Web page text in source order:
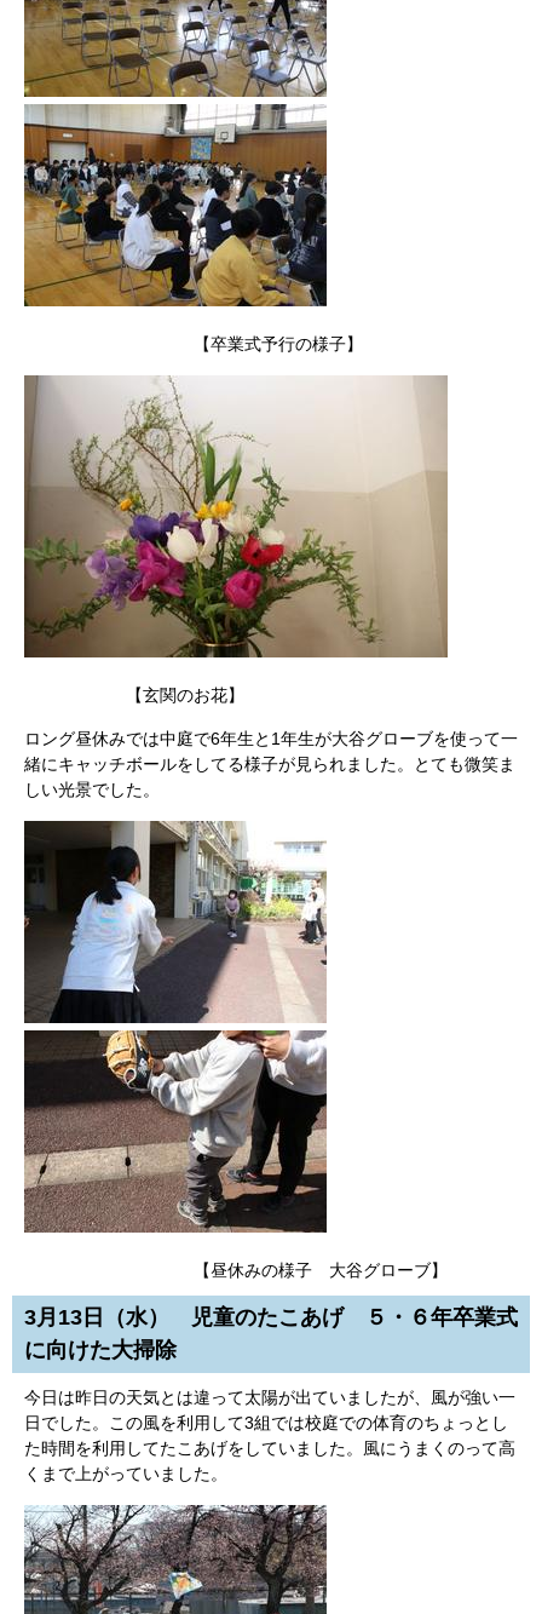
【卒業式予行の様子】
【玄関のお花】
ロング昼休みでは中庭で6年生と1年生が大谷グローブを使って一
緒にキャッチボールをしてる様子が見られました。とても微笑ま
しい光景でした。
【昼休みの様子 大谷グローブ】
3月13日（水） 児童のたこあげ ５・６年卒業式
に向けた大掃除
今日は昨日の天気とは違って太陽が出ていましたが、風が強い一
日でした。この風を利用して3組では校庭での体育のちょっとし
た時間を利用してたこあげをしていました。風にうまくのって高
くまで上がっていました。